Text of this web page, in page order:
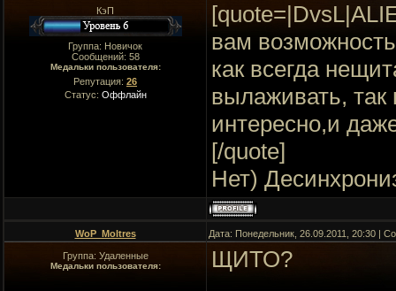
КэП
Группа: Новичок
Сообщений: 58
Медальки пользователя:
Репутация: 26
Статус: Оффлайн
вам
как всегда
вылаживать, так
интересно,и
[/quote]
Нет)
WoP_Moltres Дата: Понедельник, 26.09.2011, 20:30 |
Группа: Удаленные
Медальки пользователя: ЩИТО?